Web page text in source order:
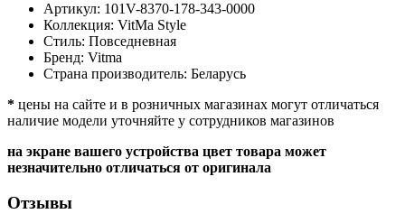
Артикул: 101V-8370-178-343-0000
Коллекция: VitMa Style
Стиль: Повседневная
Бренд: Vitma
Страна производитель: Беларусь
* цены на сайте и в розничных магазинах могут отличаться
наличие модели уточняйте у сотрудников магазинов
на экране вашего устройства цвет товара может
незначительно отличаться от оригинала
Отзывы